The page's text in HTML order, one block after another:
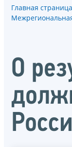
Главная страница
О